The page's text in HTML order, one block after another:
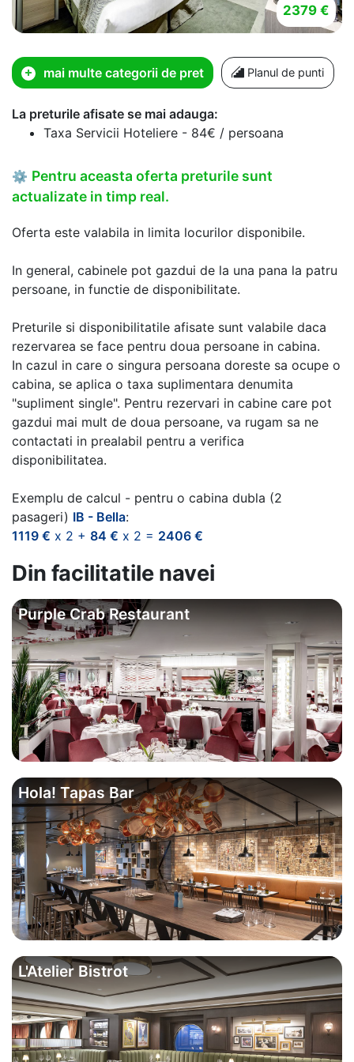
2379 €
mai multe categorii de pret Planul de punti
La preturile afisate se mai adauga:
Taxa Servicii Hoteliere - 84€ / persoana
⚙ Pentru aceasta oferta preturile sunt
actualizate in timp real.
Oferta este valabila in limita locurilor disponibile.
In general, cabinele pot gazdui de la una pana la patru
persoane, in functie de disponibilitate.
Preturile si disponibilitatile afisate sunt valabile daca
rezervarea se face pentru doua persoane in cabina.
In cazul in care o singura persoana doreste sa ocupe o
cabina, se aplica o taxa suplimentara denumita
"supliment single". Pentru rezervari in cabine care pot
gazdui mai mult de doua persoane, va rugam sa ne
contactati in prealabil pentru a verifica
disponibilitatea.
Exemplu de calcul - pentru o cabina dubla (2
pasageri) IB - Bella:
1119 € x 2 + 84 € x 2 = 2406 €
Din facilitatile navei
Purple Crab Restaurant
Hola! Tapas Bar
L'Atelier Bistrot